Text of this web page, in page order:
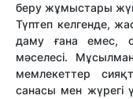
беру жұмыстары
Түптеп келгенде,
даму ғана емес,
мәселесі.
мемлекеттер
санасы мен жүрегі